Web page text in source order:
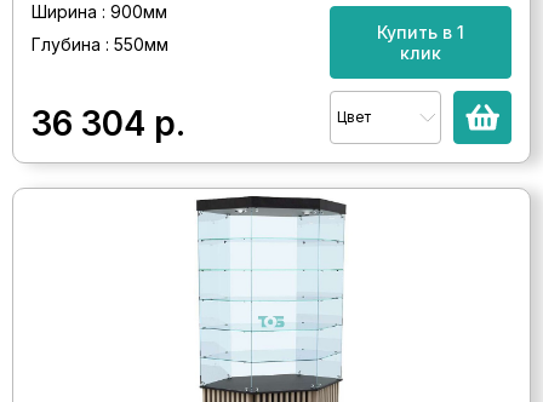
Ширина : 900мм
Глубина : 550мм
36 304 р.
Купить в 1
клик
Цвет